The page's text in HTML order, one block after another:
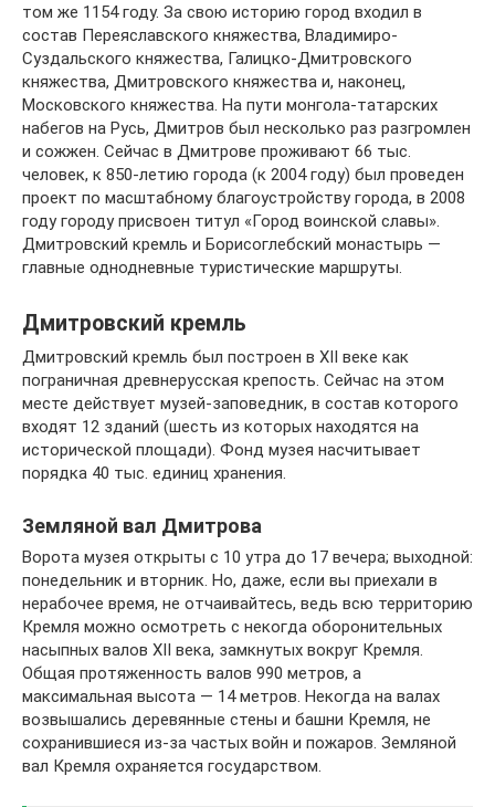
том же 1154 году. За свою историю город входил в
состав Переяславского княжества, Владимиро-
Суздальского княжества, Галицко-Дмитровского
княжества, Дмитровского княжества и, наконец,
Московского княжества. На пути монгола-татарских
набегов на Русь, Дмитров был несколько раз разгромлен
и сожжен. Сейчас в Дмитрове проживают 66 тыс.
человек, к 850-летию города (к 2004 году) был проведен
проект по масштабному благоустройству города, в 2008
году городу присвоен титул «Город воинской славы».
Дмитровский кремль и Борисоглебский монастырь —
главные однодневные туристические маршруты.
Дмитровский кремль
Дмитровский кремль был построен в XII веке как
пограничная древнерусская крепость. Сейчас на этом
месте действует музей-заповедник, в состав которого
входят 12 зданий (шесть из которых находятся на
исторической площади). Фонд музея насчитывает
порядка 40 тыс. единиц хранения.
Земляной вал Дмитрова
Ворота музея открыты с 10 утра до 17 вечера; выходной:
понедельник и вторник. Но, даже, если вы приехали в
нерабочее время, не отчаивайтесь, ведь всю территорию
Кремля можно осмотреть с некогда оборонительных
насыпных валов XII века, замкнутых вокруг Кремля.
Общая протяженность валов 990 метров, а
максимальная высота — 14 метров. Некогда на валах
возвышались деревянные стены и башни Кремля, не
сохранившиеся из-за частых войн и пожаров. Земляной
вал Кремля охраняется государством.